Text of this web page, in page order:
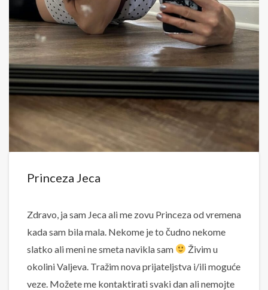
Princeza Jeca
Zdravo, ja sam Jeca ali me zovu Princeza od vremena
kada sam bila mala. Nekome je to čudno nekome
slatko ali meni ne smeta navikla sam
Živim u
okolini Valjeva. Tražim nova prijateljstva i/ili moguće
veze. Možete me kontaktirati svaki dan ali nemojte